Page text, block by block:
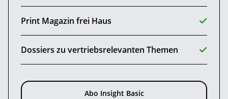
Print Magazin frei Haus
Dossiers zu vertriebsrelevanten Themen
Abo Insight Basic